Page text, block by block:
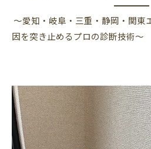
〜愛知・岐阜・三重・静岡・関東
因を突き止めるプロの診断技術〜